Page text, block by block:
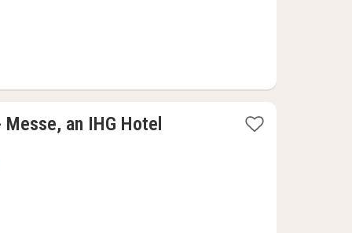
an IHG Hotel